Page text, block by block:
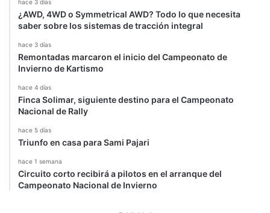
hace 3 días
¿AWD, 4WD o Symmetrical AWD? Todo lo que necesita
saber sobre los sistemas de tracción integral
hace 3 días
Remontadas marcaron el inicio del Campeonato de
Invierno de Kartismo
hace 4 días
Finca Solimar, siguiente destino para el Campeonato
Nacional de Rally
hace 5 días
Triunfo en casa para Sami Pajari
hace 1 semana
Circuito corto recibirá a pilotos en el arranque del
Campeonato Nacional de Invierno